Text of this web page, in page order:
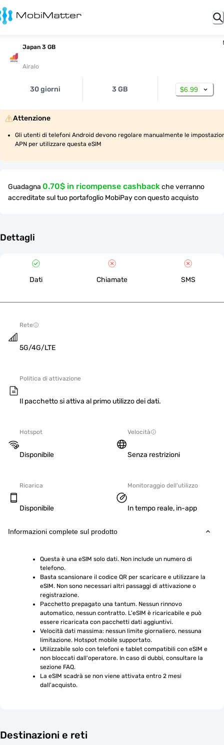
Japan 3 GB
Airalo
30 giorni 3 GB $6.99
Attenzione
Gli utenti di telefoni Android devono regolare manualmente le
APN per utilizzare questa eSIM
Guadagna 0.70$ in ricompense cashbackche verranno
accreditate sul tuo portafoglio MobiPay con questo acquisto
Dettagli
Dati Chiamate SMS
Rete
5G/4G/LTE
Politica di attivazione
Il pacchetto si attiva al primo utilizzo dei dati.
Hotspot
Disponibile
Velocità
Senza restrizioni
Ricarica
Disponibile
Monitoraggio dell'utilizzo
In tempo reale, in-app
Informazioni complete sul prodotto
Questa è una eSIM solo dati. Non include un numero di
telefono.
Basta scansionare il codice QR per scaricare e utilizzare la
eSIM. Non sono necessari altri passaggi di attivazione o
registrazione.
Pacchetto prepagato una tantum. Nessun rinnovo
automatico, nessun contratto. L'eSIM è ricaricabile e può
essere ricaricata con pacchetti dati aggiuntivi.
Velocità dati massima: nessun limite giornaliero, nessuna
limitazione. Hotspot mobile supportato.
Utilizzabile solo con telefoni e tablet compatibili con eSIM e
non bloccati dall'operatore. In caso di dubbi, consultare la
sezione FAQ.
La eSIM scadrà se non viene attivata entro 2 mesi
dall'acquisto.
Destinazioni e reti